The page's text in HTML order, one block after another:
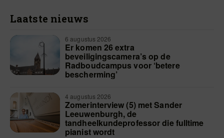
Laatste nieuws
6 augustus 2026
Er komen 26 extra
beveiligingscamera’s op de
Radboudcampus voor ‘betere
bescherming’
4 augustus 2026
Zomerinterview (5) met Sander
Leeuwenburgh, de
tandheelkundeprofessor die fulltime
pianist wordt